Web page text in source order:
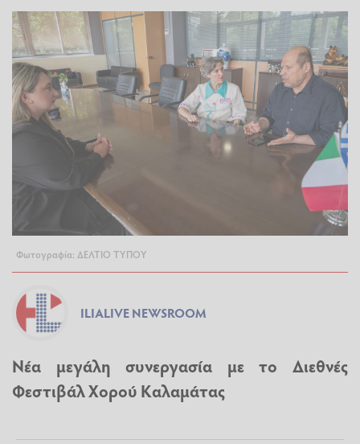
Φωτογραφία: ΔΕΛΤΙΟ ΤΥΠΟΥ
ILIALIVE NEWSROOM
Νέα μεγάλη συνεργασία με το Διεθνές
Φεστιβάλ Χορού Καλαμάτας